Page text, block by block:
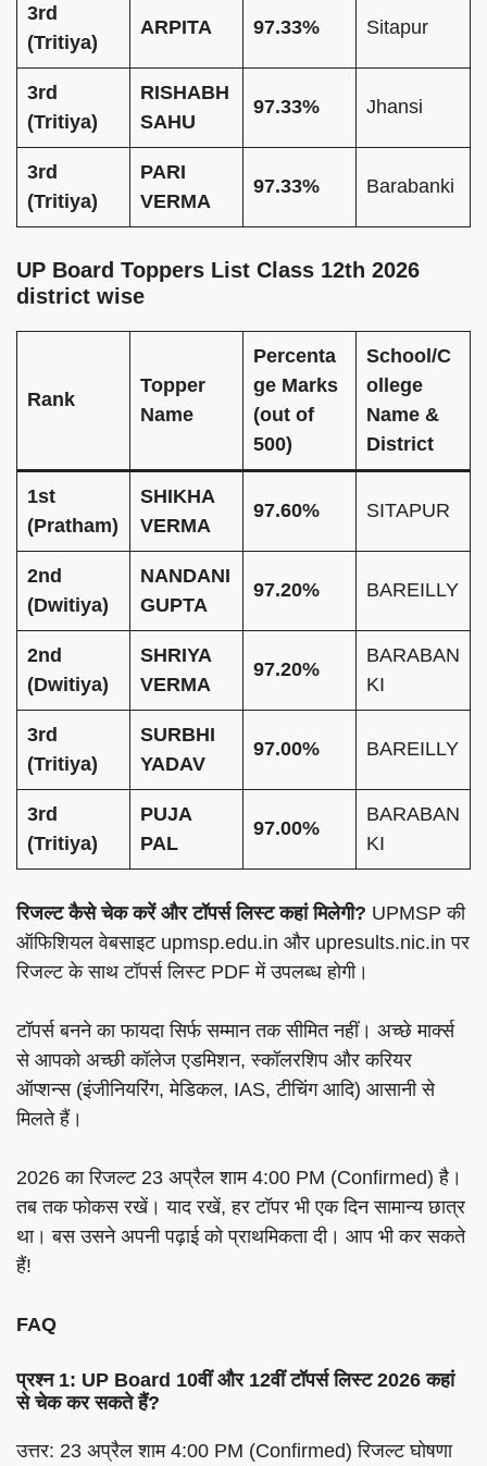
3rd
(Tritiya)
ARPITA 97.33% Sitapur
3rd
(Tritiya)
RISHABH
SAHU
97.33% Jhansi
3rd
(Tritiya)
PARI
VERMA
97.33% Barabanki
UP Board Toppers List Class 12th 2026
district wise
Rank
Topper
Name
Percenta
ge Marks
(out of
500)
School/C
ollege
Name &
District
1st
(Pratham)
SHIKHA
VERMA
97.60% SITAPUR
2nd
(Dwitiya)
NANDANI
GUPTA
97.20% BAREILLY
2nd
(Dwitiya)
SHRIYA
VERMA
97.20%
BARABAN
KI
3rd
(Tritiya)
SURBHI
YADAV
97.00% BAREILLY
3rd
(Tritiya)
PUJA
PAL
97.00%
BARABAN
KI
रिजल्ट कैसे चेक करें और टॉपर्स लिस्ट कहां मिलेगी? UPMSP की
ऑफिशियल वेबसाइट upmsp.edu.in और upresults.nic.in पर
रिजल्ट के साथ टॉपर्स लिस्ट PDF में उपलब्ध होगी।
टॉपर्स बनने का फायदा सिर्फ सम्मान तक सीमित नहीं। अच्छे मार्क्स
से आपको अच्छी कॉलेज एडमिशन, स्कॉलरशिप और करियर
ऑप्शन्स (इंजीनियरिंग, मेडिकल, IAS, टीचिंग आदि) आसानी से
मिलते हैं।
2026 का रिजल्ट 23 अप्रैल शाम 4:00 PM (Confirmed) है।
तब तक फोकस रखें। याद रखें, हर टॉपर भी एक दिन सामान्य छात्र
था। बस उसने अपनी पढ़ाई को प्राथमिकता दी। आप भी कर सकते
हैं!
FAQ
प्रश्न 1: UP Board 10वीं और 12वीं टॉपर्स लिस्ट 2026 कहां
से चेक कर सकते हैं?
उत्तर: 23 अप्रैल शाम 4:00 PM (Confirmed) रिजल्ट घोषणा